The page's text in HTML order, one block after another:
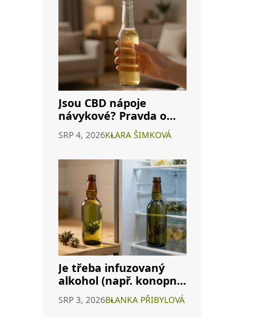
Jsou CBD nápoje
návykové? Pravda o
závislosti na
konopných
SRP 4, 2026KLARA ŠIMKOVÁ
Je třeba infuzovaný
alkohol (např. konopné
víno) skladovat v
lednici? Kompletní
SRP 3, 2026BLANKA PŘIBYLOVÁ